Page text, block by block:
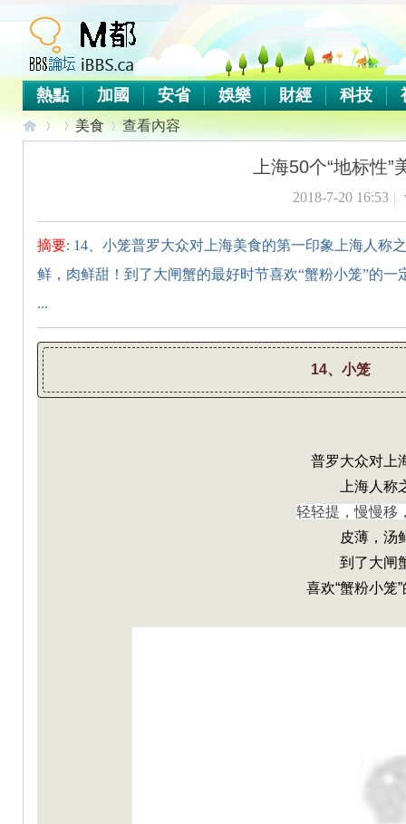
熱點 加國 安省 娛樂 財經 科技
美食 查看內容
上海50个“地标性
2018-7-20 16:53 |
摘要: 14、小笼普罗大众对上海美食的第一印象上海人称
鲜，肉鲜甜！到了大闸蟹的最好时节喜欢“蟹粉小笼”的
...
14、小笼
普罗大众对上
上海人称
轻轻提，慢慢移
皮薄，汤
到了大闸
喜欢“蟹粉小笼